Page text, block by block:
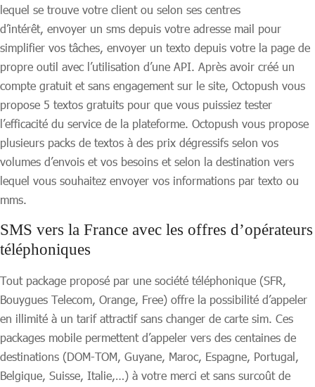
lequel se trouve votre client ou selon ses centres
d’intérêt, envoyer un sms depuis votre adresse mail pour
simplifier vos tâches, envoyer un texto depuis votre la page de
propre outil avec l’utilisation d’une API. Après avoir créé un
compte gratuit et sans engagement sur le site, Octopush vous
propose 5 textos gratuits pour que vous puissiez tester
l’efficacité du service de la plateforme. Octopush vous propose
plusieurs packs de textos à des prix dégressifs selon vos
volumes d’envois et vos besoins et selon la destination vers
lequel vous souhaitez envoyer vos informations par texto ou
mms.
SMS vers la France avec les offres d’opérateurs
téléphoniques
Tout package proposé par une société téléphonique (SFR,
Bouygues Telecom, Orange, Free) offre la possibilité d’appeler
en illimité à un tarif attractif sans changer de carte sim. Ces
packages mobile permettent d’appeler vers des centaines de
destinations (DOM-TOM, Guyane, Maroc, Espagne, Portugal,
Belgique, Suisse, Italie,…) à votre merci et sans surcoût de